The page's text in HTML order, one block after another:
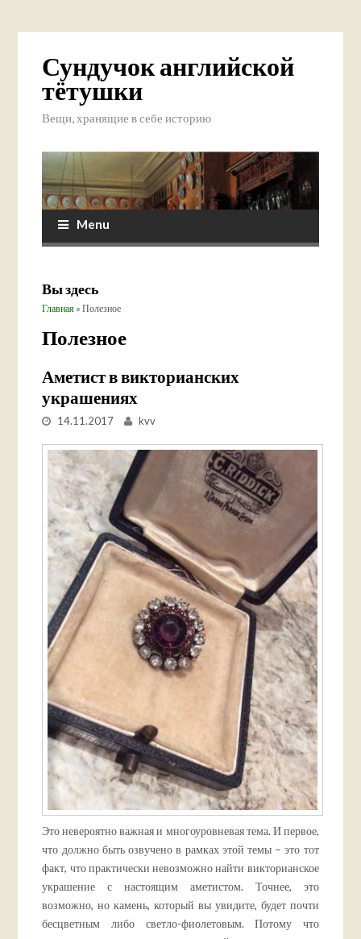
Сундучок английской
тётушки
Вещи, хранящие в себе историю
Menu
Вы здесь
Главная » Полезное
Полезное
Аметист в викторианских
украшениях
14.11.2017 kvv
Это невероятно важная и многоуровневая тема. И первое,
что должно быть озвучено в рамках этой темы – это тот
факт, что практически невозможно найти викторианское
украшение с настоящим аметистом. Точнее, это
возможно, но камень, который вы увидите, будет почти
бесцветным либо светло-фиолетовым. Потому что